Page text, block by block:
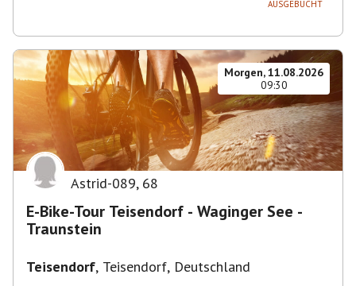
AUSGEBUCHT
Morgen, 11.08.2026
09:30
Astrid-089, 68
E-Bike-Tour Teisendorf - Waginger See -
Traunstein
Teisendorf, Teisendorf, Deutschland